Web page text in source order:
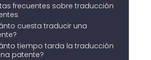
frecuentes sobre traducción
cuesta traducir una
tiempo tarda la traducción
patente?